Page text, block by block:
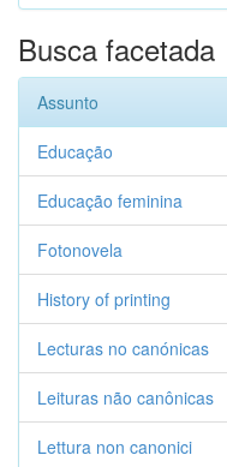
Busca facetada
Assunto
Educação
Educação feminina
Fotonovela
History of printing
Lecturas no canónicas
Leituras não canônicas
Lettura non canonici